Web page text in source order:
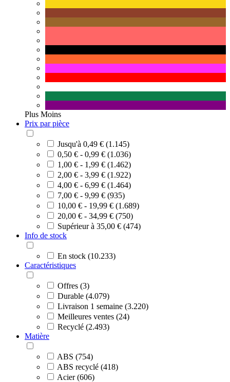
Plus Moins
Prix par pièce
Jusqu'à 0,49 € (1.145)
0,50 € - 0,99 € (1.036)
1,00 € - 1,99 € (1.462)
2,00 € - 3,99 € (1.922)
4,00 € - 6,99 € (1.464)
7,00 € - 9,99 € (935)
10,00 € - 19,99 € (1.689)
20,00 € - 34,99 € (750)
Supérieur à 35,00 € (474)
Info de stock
En stock (10.233)
Caractéristiques
Offres (3)
Durable (4.079)
Livraison 1 semaine (3.220)
Meilleures ventes (24)
Recyclé (2.493)
Matière
ABS (754)
ABS recyclé (418)
Acier (606)